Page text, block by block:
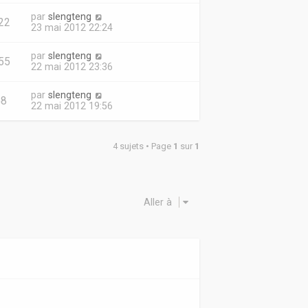
par slengteng
23 mai 2012 22:24
par slengteng
22 mai 2012 23:36
par slengteng
22 mai 2012 19:56
4 sujets • Page 1 sur 1
Aller à